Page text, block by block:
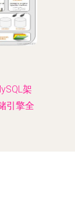
架
引擎全